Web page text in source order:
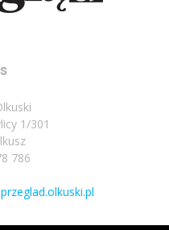
1/301
786